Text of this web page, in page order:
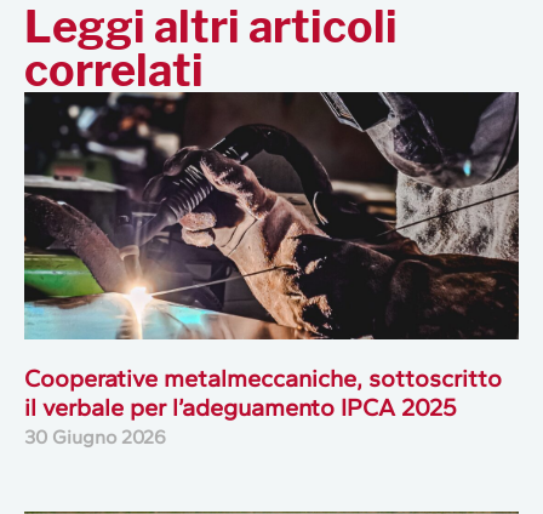
Leggi altri articoli
correlati
Cooperative metalmeccaniche, sottoscritto
il verbale per l’adeguamento IPCA 2025
30 Giugno 2026